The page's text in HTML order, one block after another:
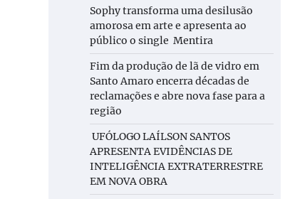
Sophy transforma uma desilusão
amorosa em arte e apresenta ao
público o single Mentira
Fim da produção de lã de vidro em
Santo Amaro encerra décadas de
reclamações e abre nova fase para a
região
UFÓLOGO LAÍLSON SANTOS
APRESENTA EVIDÊNCIAS DE
INTELIGÊNCIA EXTRATERRESTRE
EM NOVA OBRA